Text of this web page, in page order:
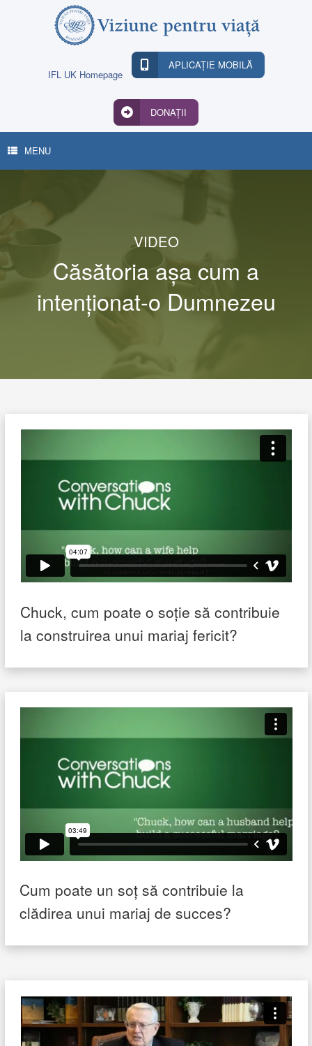
IFL UK Homepage
APLICAȚIE MOBILĂ
DONAȚII
MENU
VIDEO
Căsătoria așa cum a
intenționat-o Dumnezeu
Chuck, cum poate o soție să contribuie
la construirea unui mariaj fericit?
Cum poate un soț să contribuie la
clădirea unui mariaj de succes?